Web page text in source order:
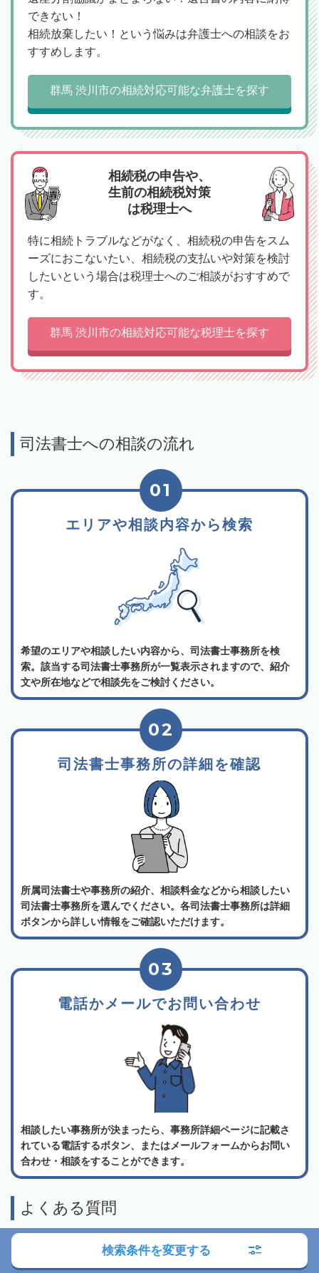
できない！
相続放棄したい！という悩みは弁護士への相談をお
すすめします。
群馬 渋川市の相続対応可能な弁護士を探す
相続税の申告や、
生前の相続税対策
は税理士へ
特に相続トラブルなどがなく、相続税の申告をスム
ーズにおこないたい、相続税の支払いや対策を検討
したいという場合は税理士へのご相談がおすすめで
す。
群馬 渋川市の相続対応可能な税理士を探す
司法書士への相談の流れ
エリアや相談内容から検索
01
希望のエリアや相談したい内容から、司法書士事務所を検
索。該当する司法書士事務所が一覧表示されますので、紹介
文や所在地などで相談先をご検討ください。
司法書士事務所の詳細を確認
02
所属司法書士や事務所の紹介、相談料金などから相談したい
司法書士事務所を選んでください。各司法書士事務所は詳細
ボタンから詳しい情報をご確認いただけます。
電話かメールでお問い合わせ
03
相談したい事務所が決まったら、事務所詳細ページに記載さ
れている電話するボタン、またはメールフォームからお問い
合わせ・相談をすることができます。
よくある質問
相続会議の利用は無料でしょうか？
検索条件を変更する